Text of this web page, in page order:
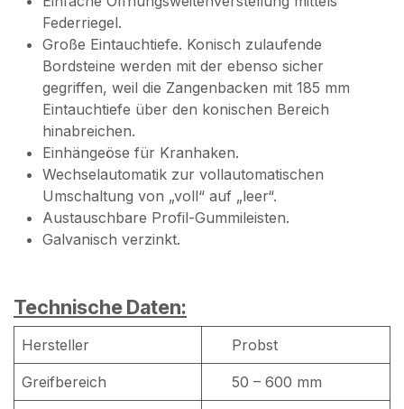
Federriegel.
Große Eintauchtiefe. Konisch zulaufende
Bordsteine werden mit der ebenso sicher
gegriffen, weil die Zangenbacken mit 185 mm
Eintauchtiefe über den konischen Bereich
hinabreichen.
Einhängeöse für Kranhaken.
Wechselautomatik zur vollautomatischen
Umschaltung von „voll“ auf „leer“.
Austauschbare Profil-Gummileisten.
Galvanisch verzinkt.
Technische Daten:
Hersteller Probst
Greifbereich 50 – 600 mm